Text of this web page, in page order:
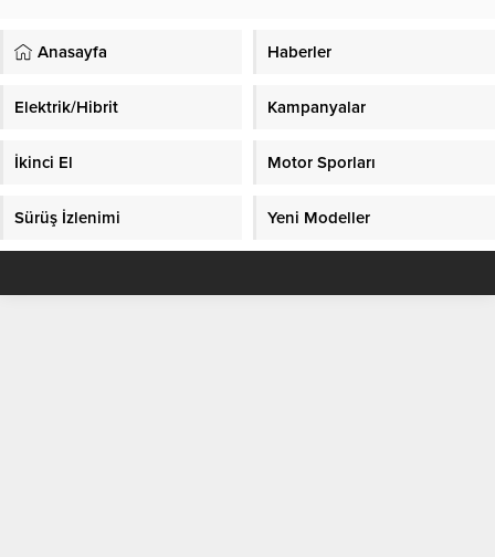
Anasayfa Haberler
Elektrik/Hibrit Kampanyalar
İkinci El Motor Sporları
Sürüş İzlenimi Yeni Modeller